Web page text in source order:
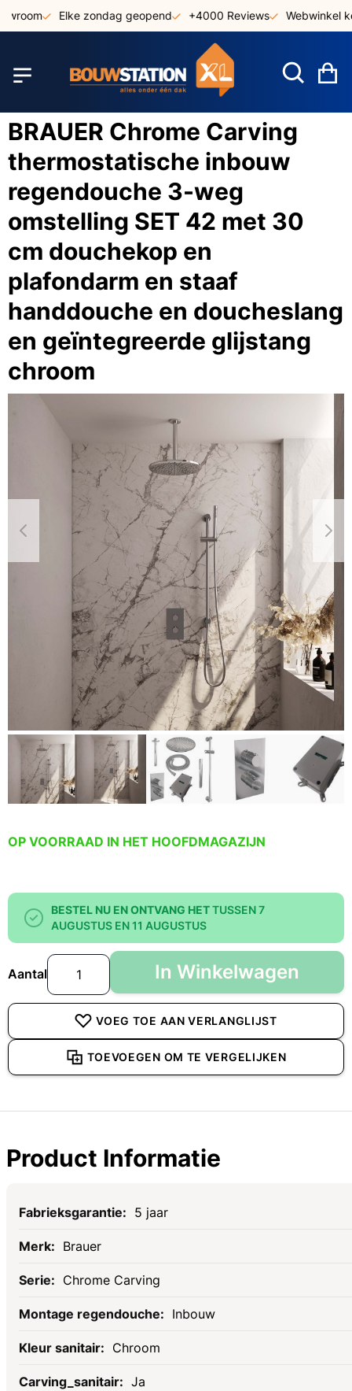
naar
Elke zondag geopend +4000 Reviews Webwinkel
BRAUER Chrome Carving
thermostatische inbouw
regendouche 3-weg
omstelling SET 42 met 30
cm douchekop en
plafondarm en staaf
handdouche en doucheslang
en geïntegreerde glijstang
chroom
OP VOORRAAD IN HET HOOFDMAGAZIJN
BESTEL NU EN ONTVANG HETTUSSEN 7
AUGUSTUS EN 11 AUGUSTUS
Aantal In Winkelwagen
VOEG TOE AAN VERLANGLIJST
TOEVOEGEN OM TE VERGELIJKEN
Product Informatie
Specificaties
5 jaar
Brauer
Chrome Carving
Inbouw
Chroom
Ja